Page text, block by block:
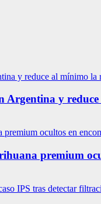
Argentina y
premium